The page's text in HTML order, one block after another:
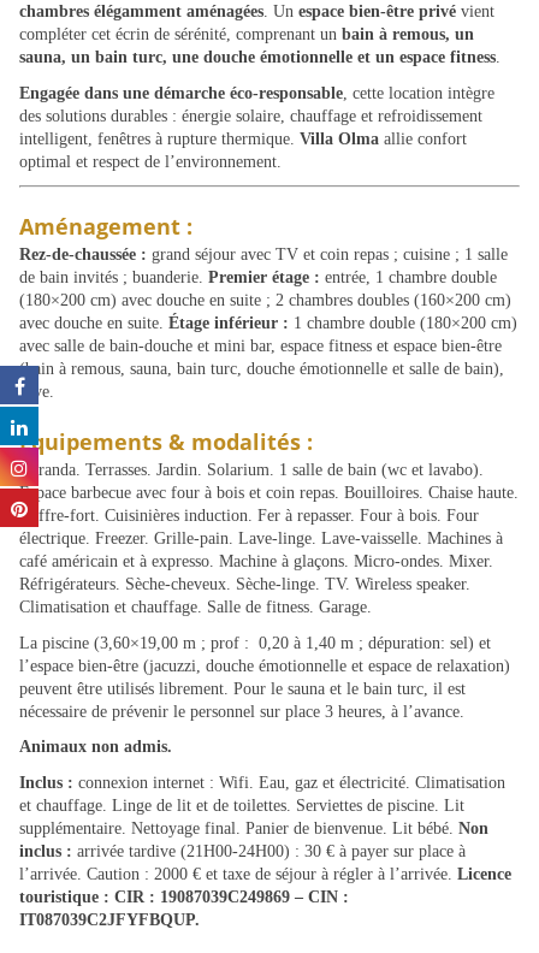
chambres élégamment aménagées. Un espace bien-être privé vient
compléter cet écrin de sérénité, comprenant un bain à remous, un
sauna, un bain turc, une douche émotionnelle et un espace fitness.
Engagée dans une démarche éco-responsable , cette location intègre
des solutions durables : énergie solaire, chauffage et refroidissement
intelligent, fenêtres à rupture thermique. Villa Olma allie confort
optimal et respect de l’environnement.
Aménagement :
Rez-de-chaussée : grand séjour avec TV et coin repas ; cuisine ; 1 salle
de bain invités ; buanderie. Premier étage : entrée, 1 chambre double
(180×200 cm) avec douche en suite ; 2 chambres doubles (160×200 cm)
avec douche en suite. Étage inférieur : 1 chambre double (180×200 cm)
avec salle de bain-douche et mini bar, espace fitness et espace bien-être
(bain à remous, sauna, bain turc, douche émotionnelle et salle de bain),
cave.
Équipements & modalités :
Véranda. Terrasses. Jardin. Solarium. 1 salle de bain (wc et lavabo).
Espace barbecue avec four à bois et coin repas. Bouilloires. Chaise haute.
Coffre-fort. Cuisinières induction. Fer à repasser. Four à bois. Four
électrique. Freezer. Grille-pain. Lave-linge. Lave-vaisselle. Machines à
café américain et à expresso. Machine à glaçons. Micro-ondes. Mixer.
Réfrigérateurs. Sèche-cheveux. Sèche-linge. TV. Wireless speaker.
Climatisation et chauffage. Salle de fitness. Garage.
La piscine (3,60×19,00 m ; prof : 0,20 à 1,40 m ; dépuration: sel) et
l’espace bien-être (jacuzzi, douche émotionnelle et espace de relaxation)
peuvent être utilisés librement. Pour le sauna et le bain turc, il est
nécessaire de prévenir le personnel sur place 3 heures, à l’avance.
Animaux non admis.
Inclus : connexion internet : Wifi. Eau, gaz et électricité. Climatisation
et chauffage. Linge de lit et de toilettes. Serviettes de piscine. Lit
supplémentaire. Nettoyage final. Panier de bienvenue. Lit bébé. Non
inclus : arrivée tardive (21H00-24H00) : 30 € à payer sur place à
l’arrivée. Caution : 2000 € et taxe de séjour à régler à l’arrivée. Licence
touristique : CIR : 19087039C249869 – CIN :
IT087039C2JFYFBQUP.